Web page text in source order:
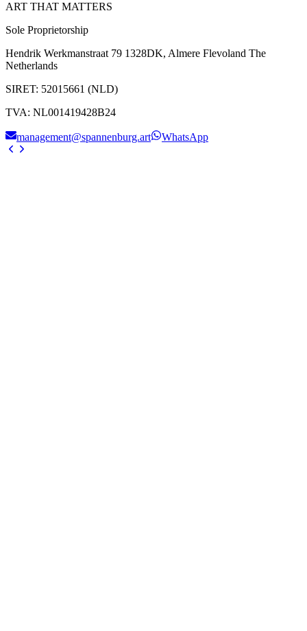
ART THAT MATTERS
Sole Proprietorship
Hendrik Werkmanstraat 79 1328DK, Almere Flevoland The
Netherlands
SIRET: 52015661 (NLD)
TVA: NL001419428B24
management@spannenburg.art WhatsApp